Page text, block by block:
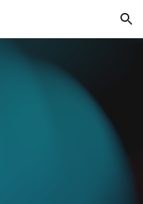
Skip to navigation